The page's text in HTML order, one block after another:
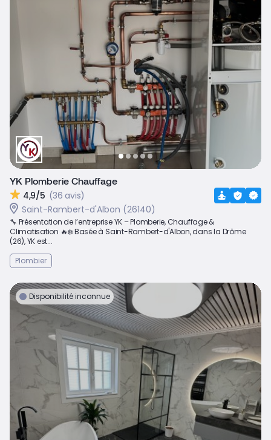
YK Plomberie Chauffage
4,9/5 (36 avis)
Saint-Rambert-d'Albon (26140)
🔧 Présentation de l’entreprise YK – Plomberie, Chauffage &
Climatisation 🔥❄️ Basée à Saint-Rambert-d'Albon, dans la Drôme
(26), YK est...
Plombier
Disponibilité inconnue